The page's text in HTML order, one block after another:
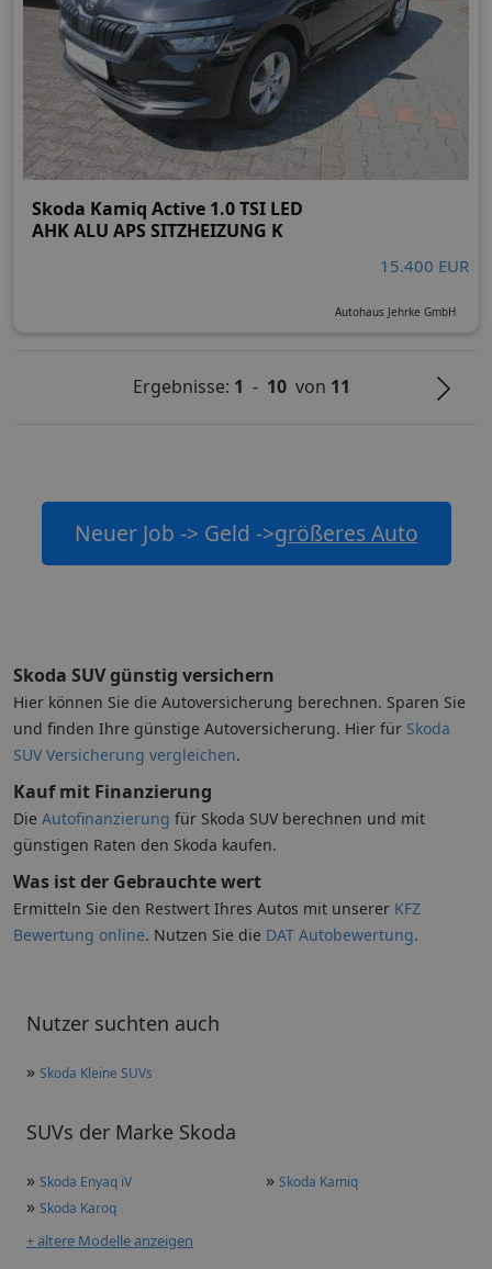
Nutzer suchten auch
» Skoda Kleine SUVs
SUVs der Marke Skoda
» Skoda Enyaq iV » Skoda Kamiq
» Skoda Karoq
+ ältere Modelle anzeigen
Skoda Kamiq Active 1.0 TSI LED
AHK ALU APS SITZHEIZUNG K
15.400 EUR
Autohaus Jehrke GmbH
Ergebnisse: 1 - 10von 11
Neuer Job -> Geld ->größeres Auto
Skoda SUV günstig versichern
Hier können Sie die Autoversicherung berechnen. Sparen Sie
und finden Ihre günstige Autoversicherung. Hier für Skoda
SUV Versicherung vergleichen.
Kauf mit Finanzierung
Die Autofinanzierung für Skoda SUV berechnen und mit
günstigen Raten den Skoda kaufen.
Was ist der Gebrauchte wert
Ermitteln Sie den Restwert Ihres Autos mit unserer KFZ
Bewertung online. Nutzen Sie die DAT Autobewertung.